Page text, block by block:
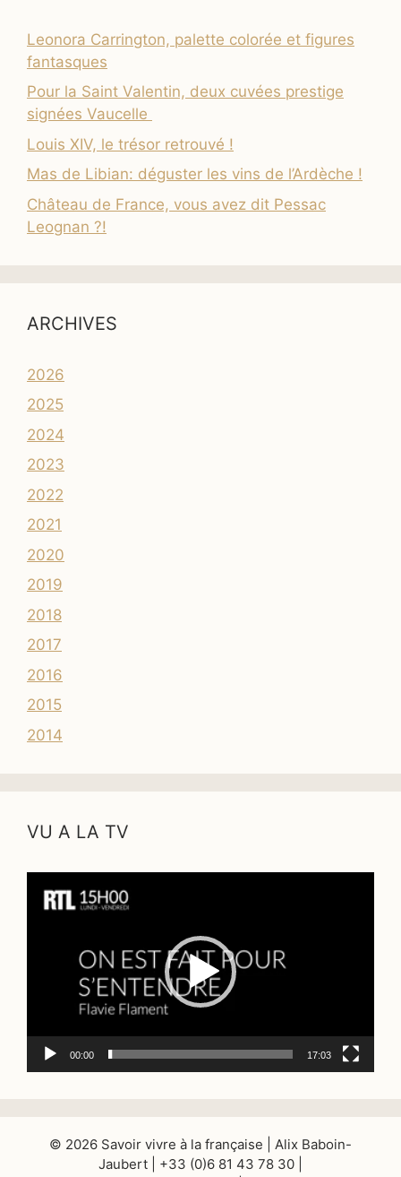
Leonora Carrington, palette colorée et figures
fantasques
Pour la Saint Valentin, deux cuvées prestige
signées Vaucelle
Louis XIV, le trésor retrouvé !
Mas de Libian: déguster les vins de l’Ardèche !
Château de France, vous avez dit Pessac
Leognan ?!
ARCHIVES
2026
2025
2024
2023
2022
2021
2020
2019
2018
2017
2016
2015
2014
VU A LA TV
vidéo
00:00 17:03
© 2026 Savoir vivre à la française | Alix Baboin-
Jaubert | +33 (0)6 81 43 78 30 |